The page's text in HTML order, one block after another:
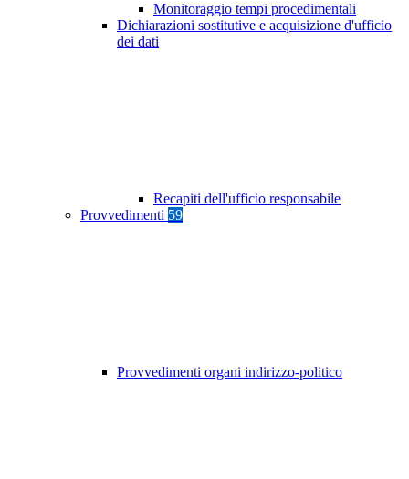
Monitoraggio tempi procedimentali
Dichiarazioni sostitutive e acquisizione d'ufficio
dei dati
Recapiti dell'ufficio responsabile
Provvedimenti 59
Provvedimenti organi indirizzo-politico